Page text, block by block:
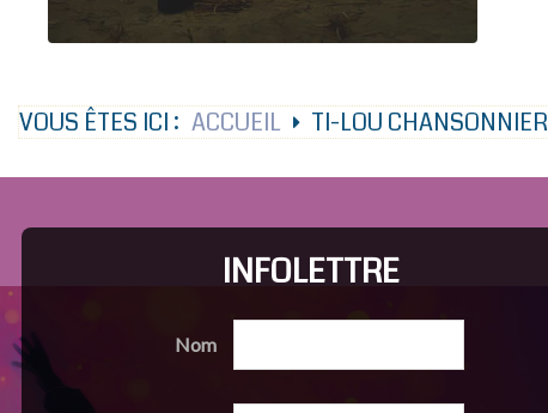
VOUS ÊTES ICI : ACCUEIL TI-LOU CHANSONNIER
INFOLETTRE
Nom